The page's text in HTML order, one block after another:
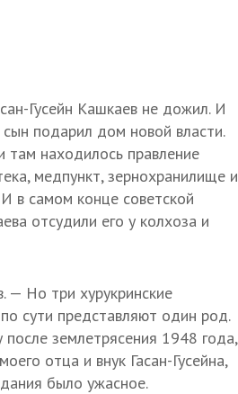
Гусейн Кашкаев не дожил. И
сын подарил дом новой власти.
там находилось правление
медпункт, зернохранилище и
в самом конце советской
отсудили его у колхоза и
— Но три хурукринские
сути представляют один род.
землетрясения 1948 года,
отца и внук Гасан-Гусейна,
было ужасное.